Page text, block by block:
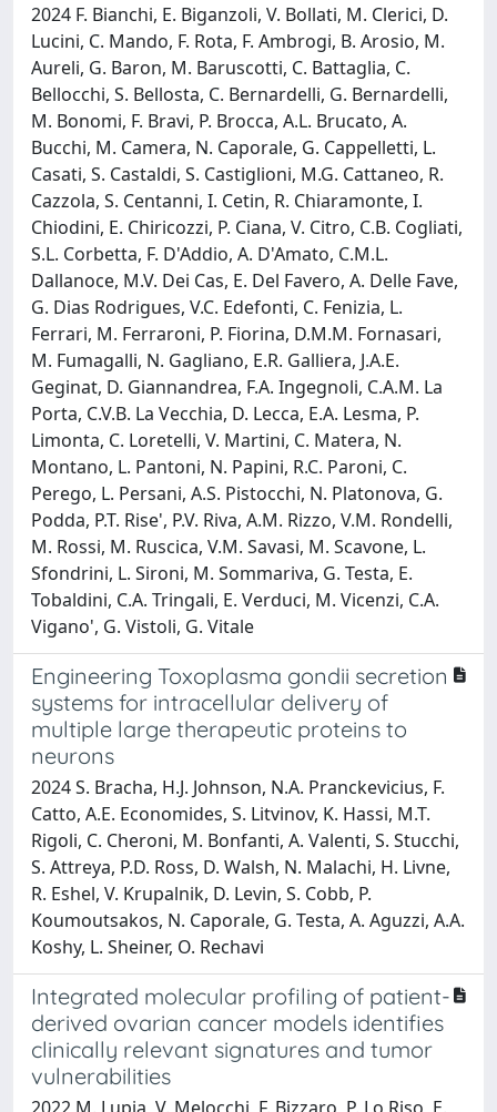
2024 F. Bianchi, E. Biganzoli, V. Bollati, M. Clerici, D.
Lucini, C. Mando, F. Rota, F. Ambrogi, B. Arosio, M.
Aureli, G. Baron, M. Baruscotti, C. Battaglia, C.
Bellocchi, S. Bellosta, C. Bernardelli, G. Bernardelli,
M. Bonomi, F. Bravi, P. Brocca, A.L. Brucato, A.
Bucchi, M. Camera, N. Caporale, G. Cappelletti, L.
Casati, S. Castaldi, S. Castiglioni, M.G. Cattaneo, R.
Cazzola, S. Centanni, I. Cetin, R. Chiaramonte, I.
Chiodini, E. Chiricozzi, P. Ciana, V. Citro, C.B. Cogliati,
S.L. Corbetta, F. D'Addio, A. D'Amato, C.M.L.
Dallanoce, M.V. Dei Cas, E. Del Favero, A. Delle Fave,
G. Dias Rodrigues, V.C. Edefonti, C. Fenizia, L.
Ferrari, M. Ferraroni, P. Fiorina, D.M.M. Fornasari,
M. Fumagalli, N. Gagliano, E.R. Galliera, J.A.E.
Geginat, D. Giannandrea, F.A. Ingegnoli, C.A.M. La
Porta, C.V.B. La Vecchia, D. Lecca, E.A. Lesma, P.
Limonta, C. Loretelli, V. Martini, C. Matera, N.
Montano, L. Pantoni, N. Papini, R.C. Paroni, C.
Perego, L. Persani, A.S. Pistocchi, N. Platonova, G.
Podda, P.T. Rise', P.V. Riva, A.M. Rizzo, V.M. Rondelli,
M. Rossi, M. Ruscica, V.M. Savasi, M. Scavone, L.
Sfondrini, L. Sironi, M. Sommariva, G. Testa, E.
Tobaldini, C.A. Tringali, E. Verduci, M. Vicenzi, C.A.
Vigano', G. Vistoli, G. Vitale
Engineering Toxoplasma gondii secretion
systems for intracellular delivery of
multiple large therapeutic proteins to
neurons
2024 S. Bracha, H.J. Johnson, N.A. Pranckevicius, F.
Catto, A.E. Economides, S. Litvinov, K. Hassi, M.T.
Rigoli, C. Cheroni, M. Bonfanti, A. Valenti, S. Stucchi,
S. Attreya, P.D. Ross, D. Walsh, N. Malachi, H. Livne,
R. Eshel, V. Krupalnik, D. Levin, S. Cobb, P.
Koumoutsakos, N. Caporale, G. Testa, A. Aguzzi, A.A.
Koshy, L. Sheiner, O. Rechavi
Integrated molecular profiling of patient-
derived ovarian cancer models identifies
clinically relevant signatures and tumor
vulnerabilities